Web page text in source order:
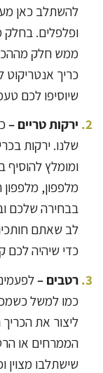
להשתלב כאן
ופלפלים. בחלק
ממש חלק
כריך אנטריקוט
שיוסיפו לכם
ירקות טריים –
שלנו. ירקות
ומומלץ להוסיף
מלפפון,
בבחירה שלכם
לב שאתם
כדי שיהיה לכם
רטבים –
כמו למשל
ליצור את
הממרחים או
שישתלבו מצוין